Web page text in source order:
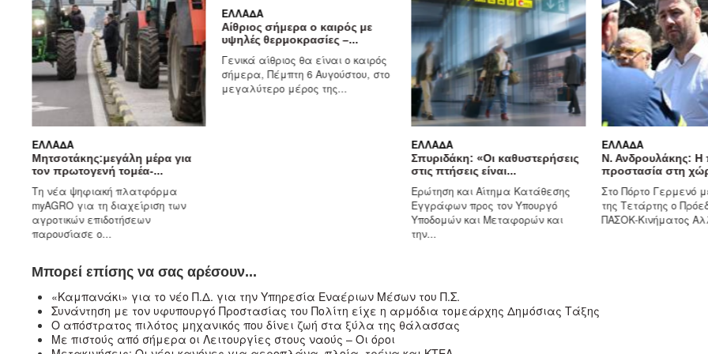
ΕΛΛΆΔΑ
Μητσοτάκης:μεγάλη μέρα για
τον πρωτογενή τομέα-...
Τη νέα ψηφιακή πλατφόρμα
myAGRO για τη διαχείριση των
αγροτικών επιδοτήσεων
παρουσίασε ο...
ΕΛΛΆΔΑ
Αίθριος σήμερα ο καιρός με
υψηλές θερμοκρασίες –...
Γενικά αίθριος θα είναι ο καιρός
σήμερα, Πέμπτη 6 Αυγούστου, στο
μεγαλύτερο μέρος της...
ΕΛΛΆΔΑ
Σπυριδάκη: «Οι καθυστερήσεις
στις πτήσεις είναι...
Ερώτηση και Αίτημα Κατάθεσης
Εγγράφων προς τον Υπουργό
Υποδομών και Μεταφορών και
την...
ΕΛΛΆΔΑ
Ν. Ανδρουλάκης: Η
προστασία στη
Στο Πόρτο Γερμενό
της Τετάρτης ο
ΠΑΣΟΚ-Κινήματος
Μπορεί επίσης να σας αρέσουν...
«Καμπανάκι» για το νέο Π.Δ. για την Υπηρεσία Εναέριων Μέσων του Π.Σ.
Συνάντηση με τον υφυπουργό Προστασίας του Πολίτη είχε η αρμόδια τομεάρχης Δημόσιας Τάξης
Ο απόστρατος πιλότος μηχανικός που δίνει ζωή στα ξύλα της θάλασσας
Με πιστούς από σήμερα οι Λειτουργίες στους ναούς – Oι όροι